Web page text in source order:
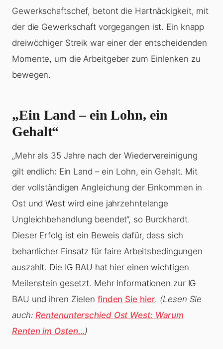
Gewerkschaftschef, betont die Hartnäckigkeit, mit
der die Gewerkschaft vorgegangen ist. Ein knapp
dreiwöchiger Streik war einer der entscheidenden
Momente, um die Arbeitgeber zum Einlenken zu
bewegen.
„Ein Land – ein Lohn, ein
Gehalt“
„Mehr als 35 Jahre nach der Wiedervereinigung
gilt endlich: Ein Land – ein Lohn, ein Gehalt. Mit
der vollständigen Angleichung der Einkommen in
Ost und West wird eine jahrzehntelange
Ungleichbehandlung beendet“, so Burckhardt.
Dieser Erfolg ist ein Beweis dafür, dass sich
beharrlicher Einsatz für faire Arbeitsbedingungen
auszahlt. Die IG BAU hat hier einen wichtigen
Meilenstein gesetzt. Mehr Informationen zur IG
BAU und ihren Zielen finden Sie hier. (Lesen Sie
auch:Rentenunterschied Ost West: Warum
Renten im Osten…)